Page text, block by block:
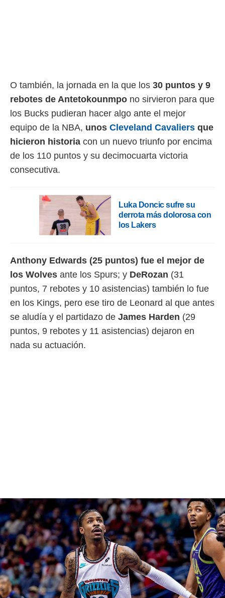
O también, la jornada en la que los 30 puntos y 9
rebotes de Antetokounmpo no sirvieron para que
los Bucks pudieran hacer algo ante el mejor
equipo de la NBA, unos Cleveland Cavaliers que
hicieron historia con un nuevo triunfo por encima
de los 110 puntos y su decimocuarta victoria
consecutiva.
Luka Doncic sufre su
derrota más dolorosa con
los Lakers
Anthony Edwards (25 puntos) fue el mejor de
los Wolves ante los Spurs; y DeRozan (31
puntos, 7 rebotes y 10 asistencias) también lo fue
en los Kings, pero ese tiro de Leonard al que antes
se aludía y el partidazo de James Harden (29
puntos, 9 rebotes y 11 asistencias) dejaron en
nada su actuación.